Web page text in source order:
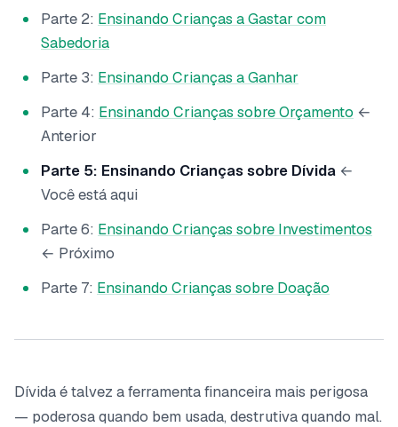
Parte 2: Ensinando Crianças a Gastar com
Sabedoria
Parte 3: Ensinando Crianças a Ganhar
Parte 4: Ensinando Crianças sobre Orçamento ←
Anterior
Parte 5: Ensinando Crianças sobre Dívida ←
Você está aqui
Parte 6: Ensinando Crianças sobre Investimentos
← Próximo
Parte 7: Ensinando Crianças sobre Doação
Dívida é talvez a ferramenta financeira mais perigosa
— poderosa quando bem usada, destrutiva quando mal.